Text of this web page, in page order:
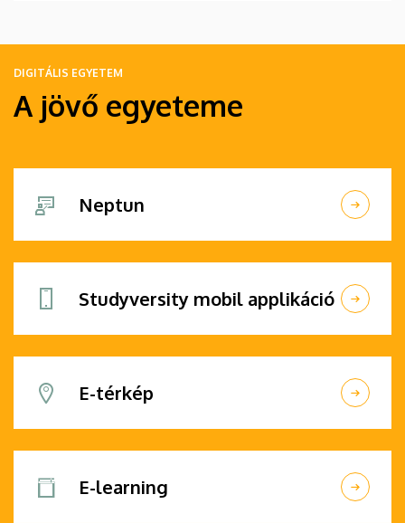
DIGITÁLIS EGYETEM
A jövő egyeteme
Neptun
Studyversity mobil applikáció
E-térkép
E-learning